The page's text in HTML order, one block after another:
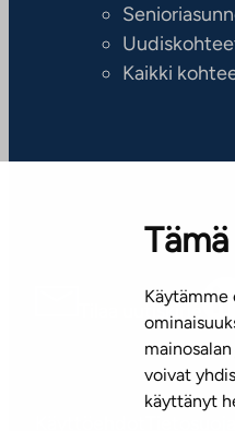
Käytämme
voivat
käyttänyt
Kaikki
Tilaa uutiskirje